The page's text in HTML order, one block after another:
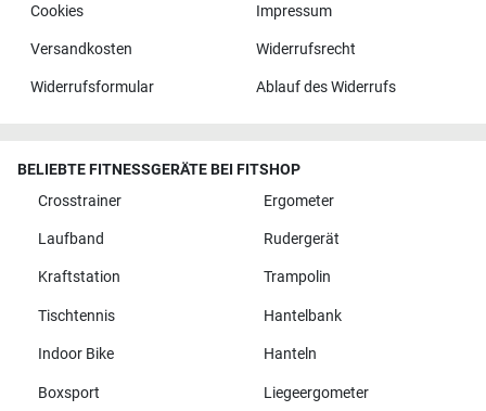
Cookies Impressum
Versandkosten Widerrufsrecht
Widerrufsformular Ablauf des Widerrufs
BELIEBTE FITNESSGERÄTE BEI FITSHOP
Crosstrainer
Ergometer
Laufband Rudergerät
Kraftstation Trampolin
Tischtennis Hantelbank
Indoor Bike Hanteln
Boxsport Liegeergometer